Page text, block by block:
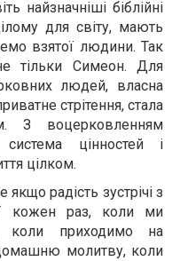
найзначніші біблійні
для світу, мають
взятої людини. Так
тільки Симеон. Для
людей, власна
стрітення, стала
З воцерковленням
цінностей і
цілком.
радість зустрічі з
кожен раз, коли ми
коли приходимо на
молитву, коли